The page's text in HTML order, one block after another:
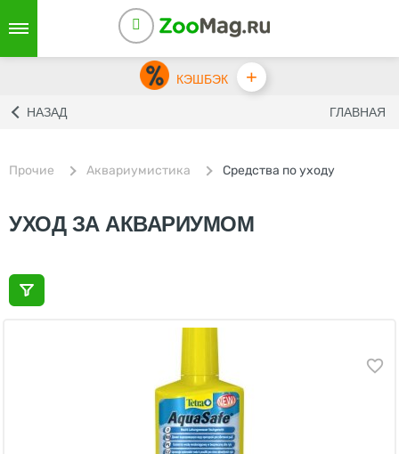
КЭШБЭК +
НАЗАД ГЛАВНАЯ
Прочие Аквариумистика Средства по уходу
УХОД ЗА АКВАРИУМОМ